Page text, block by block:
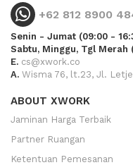
+62 812 8900
Senin - Jumat (09:00 -
Sabtu, Minggu, Tgl Merah
E. cs@xwork.co
A. Wisma 76, lt.23, Jl.
ABOUT XWORK
Jaminan Harga Terbaik
Partner Ruangan
Ketentuan Pemesanan